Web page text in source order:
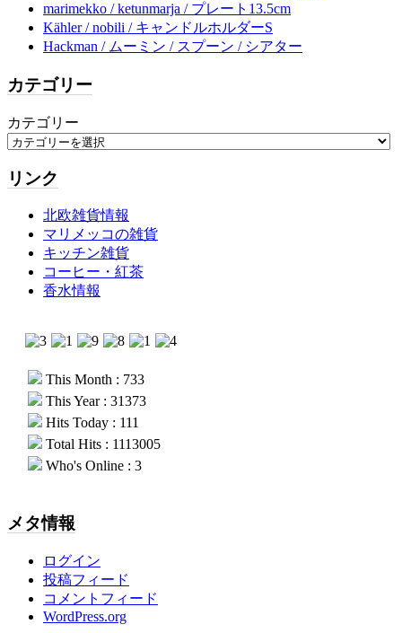
marimekko / ketunmarja / プレート13.5cm
Kähler / nobili / キャンドルホルダーS
Hackman / ムーミン / スプーン / シアター
カテゴリー
カテゴリー
リンク
北欧雑貨情報
マリメッコの雑貨
キッチン雑貨
コーヒー・紅茶
香水情報
This Month : 733
This Year : 31373
Hits Today : 111
Total Hits : 1113005
Who's Online : 3
メタ情報
ログイン
投稿フィード
コメントフィード
WordPress.org